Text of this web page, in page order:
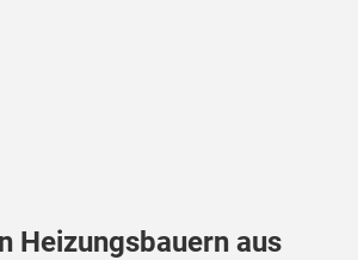
Heizungsbauern aus